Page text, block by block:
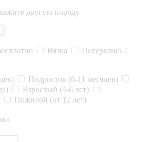
другую породу
Вязка
Потерялись /
Подросток (6-11 месяцев)
Взрослый (4-6 лет)
Пожилой (от 12 лет)